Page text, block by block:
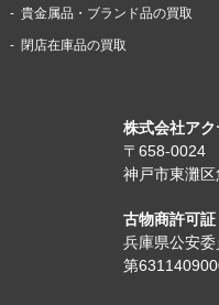
株式会社ア
〒658-0024
神戸市東灘
古物商許可証
兵庫県公安委
第
貴金属品・ブランド品の買取
閉店在庫品の買取